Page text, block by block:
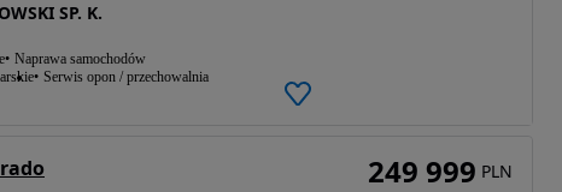
SP. K.
Naprawa samochodów
Serwis opon / przechowalnia
249 999 PLN